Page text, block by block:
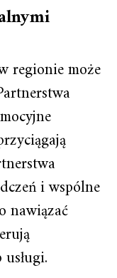
regionie może
i wspólne
nawiązać